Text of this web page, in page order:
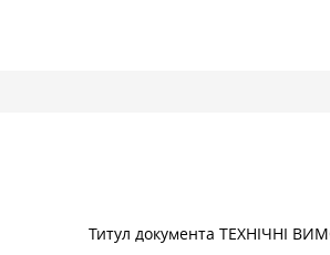
Титул документа ТЕХНІЧНІ